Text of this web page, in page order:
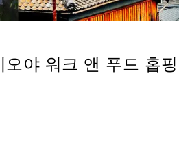
야 워크 앤 푸드 홉